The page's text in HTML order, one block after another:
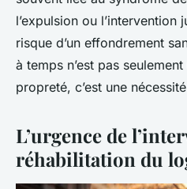
l’expulsion ou l’intervention
risque d’un effondrement
à temps n’est pas
propreté, c’est une
L’urgence de
réhabilitation du